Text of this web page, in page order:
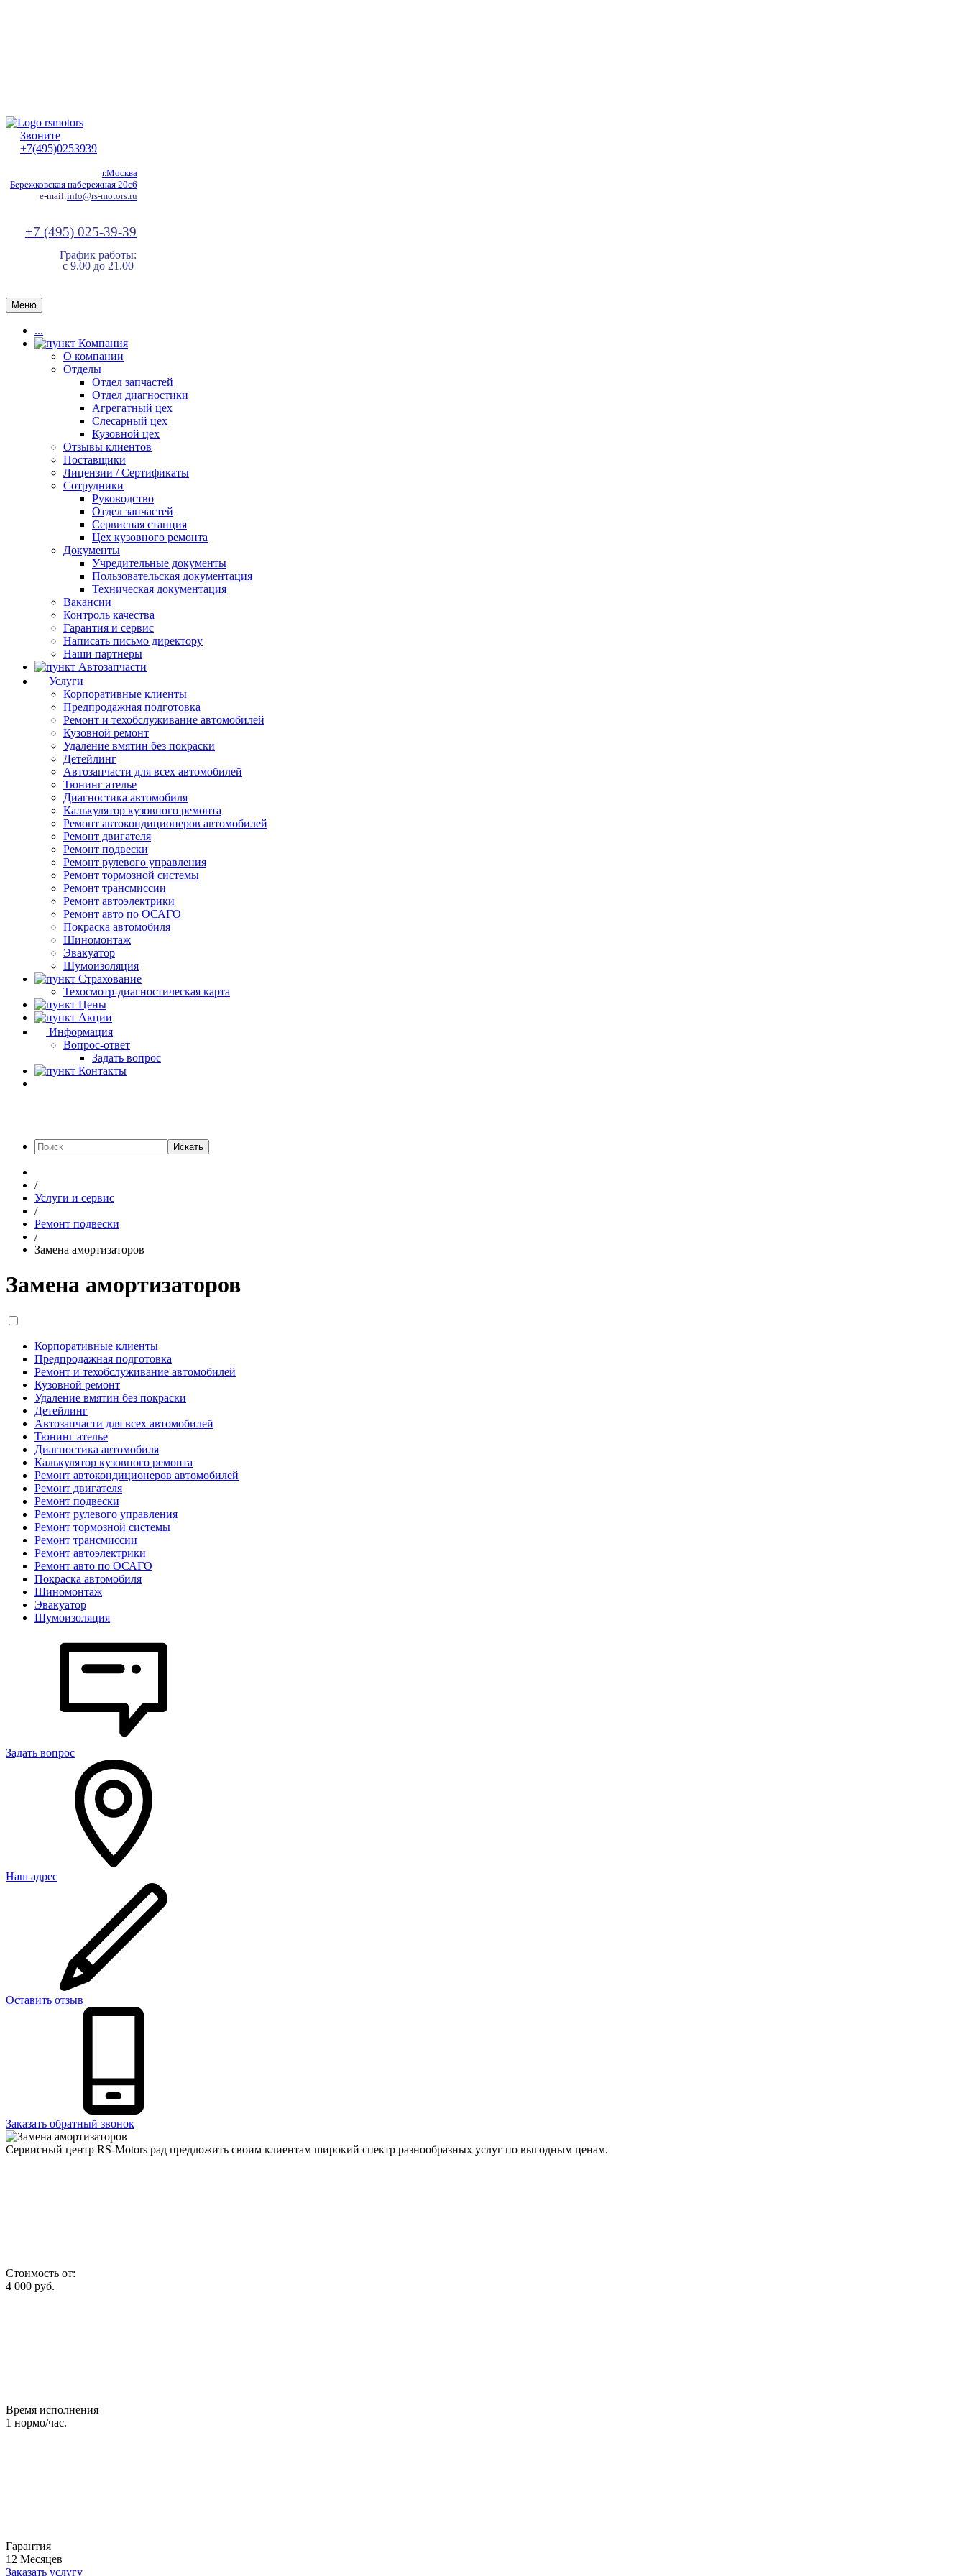
Звоните
+7(495)0253939
г.Москва
Бережковская набережная 20с6
e-mail:info@rs-motors.ru
+7 (495) 025-39-39
График работы:
с 9.00 до 21.00
Меню
...
Компания
О компании
Отделы
Отдел запчастей
Отдел диагностики
Агрегатный цех
Слесарный цех
Кузовной цех
Отзывы клиентов
Поставщики
Лицензии / Сертификаты
Сотрудники
Руководство
Отдел запчастей
Сервисная станция
Цех кузовного ремонта
Документы
Учредительные документы
Пользовательская документация
Техническая документация
Вакансии
Контроль качества
Гарантия и сервис
Написать письмо директору
Наши партнеры
Автозапчасти
Услуги
Корпоративные клиенты
Предпродажная подготовка
Ремонт и техобслуживание автомобилей
Кузовной ремонт
Удаление вмятин без покраски
Детейлинг
Автозапчасти для всех автомобилей
Тюнинг ателье
Диагностика автомобиля
Калькулятор кузовного ремонта
Ремонт автокондиционеров автомобилей
Ремонт двигателя
Ремонт подвески
Ремонт рулевого управления
Ремонт тормозной системы
Ремонт трансмиссии
Ремонт автоэлектрики
Ремонт авто по ОСАГО
Покраска автомобиля
Шиномонтаж
Эвакуатор
Шумоизоляция
Страхование
Техосмотр-диагностическая карта
Цены
Акции
Информация
Вопрос-ответ
Задать вопрос
Контакты
Искать
/
Услуги и сервис
/
Ремонт подвески
/
Замена амортизаторов
Замена амортизаторов
Корпоративные клиенты
Предпродажная подготовка
Ремонт и техобслуживание автомобилей
Кузовной ремонт
Удаление вмятин без покраски
Детейлинг
Автозапчасти для всех автомобилей
Тюнинг ателье
Диагностика автомобиля
Калькулятор кузовного ремонта
Ремонт автокондиционеров автомобилей
Ремонт двигателя
Ремонт подвески
Ремонт рулевого управления
Ремонт тормозной системы
Ремонт трансмиссии
Ремонт автоэлектрики
Ремонт авто по ОСАГО
Покраска автомобиля
Шиномонтаж
Эвакуатор
Шумоизоляция
Задать вопрос
Наш адрес
Оставить отзыв
Заказать обратный звонок
Сервисный центр RS-Motors рад предложить своим клиентам широкий спектр разнообразных услуг по выгодным ценам.
Стоимость от:
4 000 руб.
Время исполнения
1 нормо/час.
Гарантия
12 Месяцев
Заказать услугу